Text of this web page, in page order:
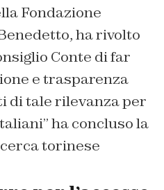
Fondazione
ha rivolto
Conte di far
e trasparenza
di tale rilevanza per
ha concluso la
torinese